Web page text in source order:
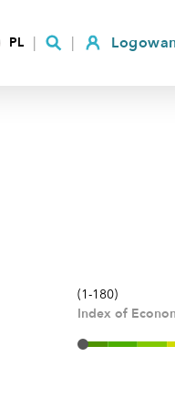
PL
(1-180)
Index of